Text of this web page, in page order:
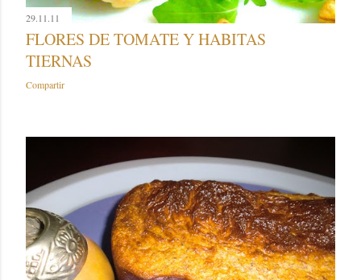
29.11.11
FLORES DE TOMATE Y HABITAS
TIERNAS
Compartir